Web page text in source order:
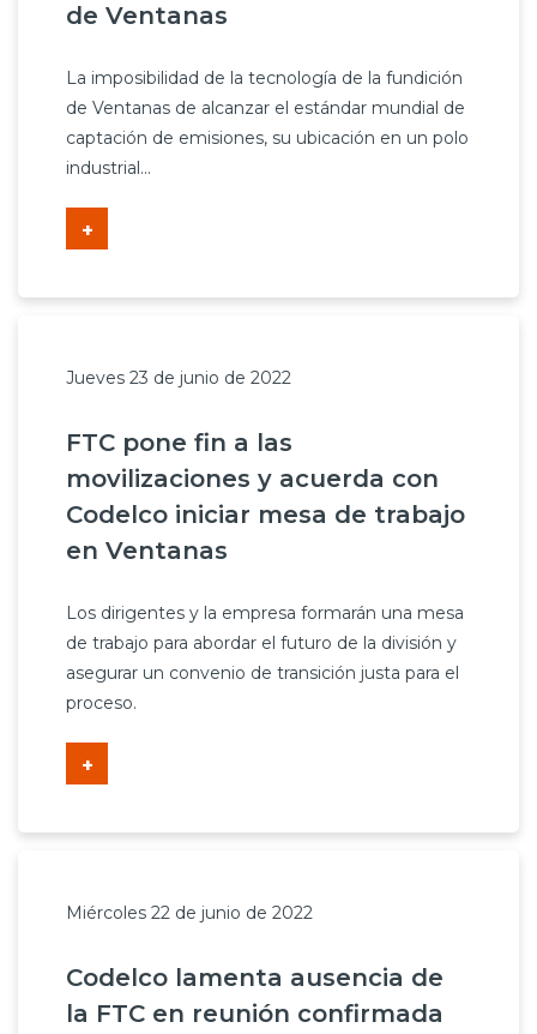
de Ventanas
La imposibilidad de la tecnología de la fundición
de Ventanas de alcanzar el estándar mundial de
captación de emisiones, su ubicación en un polo
industrial...
+
Jueves 23 de junio de 2022
FTC pone fin a las
movilizaciones y acuerda con
Codelco iniciar mesa de trabajo
en Ventanas
Los dirigentes y la empresa formarán una mesa
de trabajo para abordar el futuro de la división y
asegurar un convenio de transición justa para el
proceso.
+
Miércoles 22 de junio de 2022
Codelco lamenta ausencia de
la FTC en reunión confirmada